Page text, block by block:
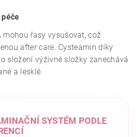
mohou řasy vysušovat, což
after care. Cysteamin díky
složení výživné složky zanechává
a lesklé.
SYSTÉM PODLE